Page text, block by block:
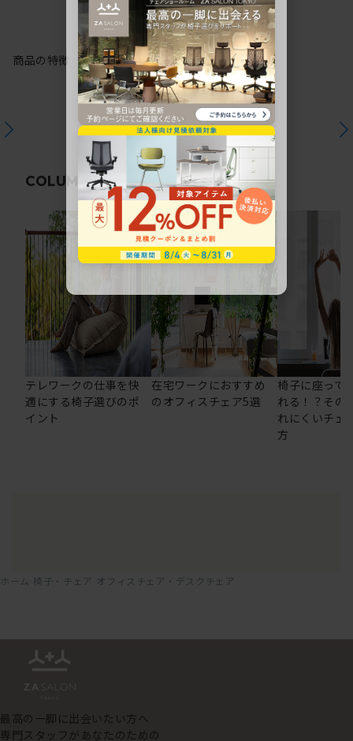
商品の特徴
COLUMN関連コラム
テレワークの仕事を快
適にする椅子選びのポ
イント
在宅ワークにおすすめ
のオフィスチェア5選
椅子に座って
れる！？その
れにくいチェ
方
ホーム 椅子・チェア オフィスチェア・デスクチェア
最高の一脚に出会いたい方へ
専門スタッフがあなたのための